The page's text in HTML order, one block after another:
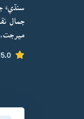
سنڌيءَ
جمال